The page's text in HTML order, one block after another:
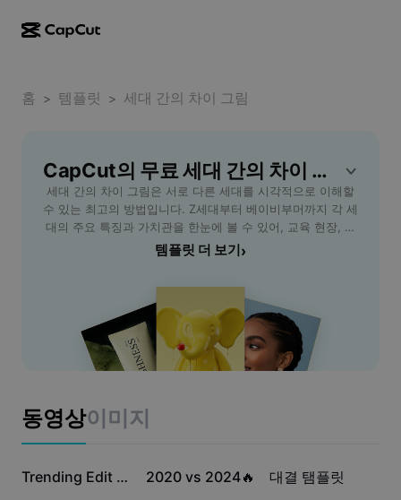
CapCut 데스크톱
CapCut Pad
CapCut 모바일
동영상 스튜디오
AI 동영상 생성기
AI 이미지 생성기
Dreamina Seedance 2.5
Nano Banana Pro
자동 캡션
동영상 에디터 및 생성기
이미지 에디터 및 생성기
음성 생성기 및 에디터
사용 사례
마케팅
소셜 미디어 템플릿
더 보기
효과 템플릿
산업 템플릿
이니셔티브
제휴 사용자
크리에이티브 파트너 프로그램
CapCut 크리에이티브 캠퍼스
보안 센터
고객 지원 센터
홈 > 템플릿 > 세대 간의 차이 그림
CapCut의 무료 세대 간의 차이 그림 템플릿
세대 간의 차이 그림은 서로 다른 세대를 시각적으로 이해할
수 있는 최고의 방법입니다. Z세대부터 베이비부머까지 각 세
대의 주요 특징과 가치관을 한눈에 볼 수 있어, 교육 현장, 회
사 팀빌딩, 가족 소통 등 다양한 상황에서 활용이 가능합니다.
제, 세대 갈등 해결, 교육용 자료 제작 등 다양한 목적에 맞는
맞춤형 세대 간의 차이 그림을 만들어 보세요. 직관적인 디자
인 도구와 다양한 템플릿을 통해 초보자도 손쉽게 접근할 수
있으며, 인포그래픽, 프리젠테이션, SNS 콘텐츠 등으로도 활
용 가능합니다. 세대 간 소통과 이해, 그리고 다양한 문화적
템플릿 더 보기 ›
동영상이미지
79.6만 Trending Edit New 7.2만
2020 vs 2024🔥 6만
대결 탬플릿